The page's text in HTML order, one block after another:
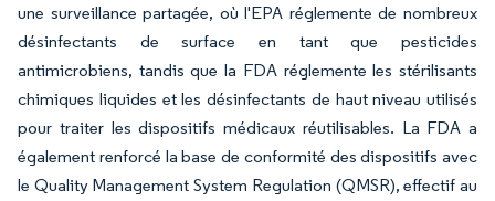
une surveillance partagée, où l'EPA réglemente de nombreux
désinfectants de surface en tant que pesticides
antimicrobiens, tandis que la FDA réglemente les stérilisants
chimiques liquides et les désinfectants de haut niveau utilisés
pour traiter les dispositifs médicaux réutilisables. La FDA a
également renforcé la base de conformité des dispositifs avec
le Quality Management System Regulation (QMSR), effectif au